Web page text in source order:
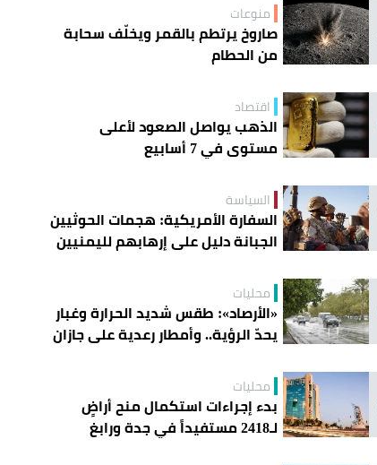
منوعات
صاروخ يرتطم بالقمر ويخلّف سحابة
من الحطام
اقتصاد
الذهب يواصل الصعود لأعلى
مستوى في 7 أسابيع
السياسة
السفارة الأمريكية: هجمات الحوثيين
الجبانة دليل على إرهابهم لليمنيين
محليات
«الأرصاد»: طقس شديد الحرارة وغبار
يحدّ الرؤية.. وأمطار رعدية على جازان
محليات
بدء إجراءات استكمال منح أراضٍ
لـ2418 مستفيداً في جدة ورابغ